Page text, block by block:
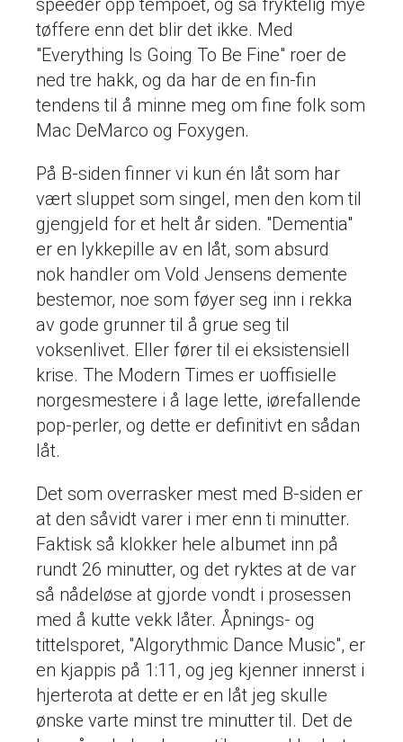
speeder opp tempoet, og så fryktelig mye
tøffere enn det blir det ikke. Med
"Everything Is Going To Be Fine" roer de
ned tre hakk, og da har de en fin-fin
tendens til å minne meg om fine folk som
Mac DeMarco og Foxygen.
På B-siden finner vi kun én låt som har
vært sluppet som singel, men den kom til
gjengjeld for et helt år siden. "Dementia"
er en lykkepille av en låt, som absurd
nok handler om Vold Jensens demente
bestemor, noe som føyer seg inn i rekka
av gode grunner til å grue seg til
voksenlivet. Eller fører til ei eksistensiell
krise. The Modern Times er uoffisielle
norgesmestere i å lage lette, iørefallende
pop-perler, og dette er definitivt en sådan
låt.
Det som overrasker mest med B-siden er
at den såvidt varer i mer enn ti minutter.
Faktisk så klokker hele albumet inn på
rundt 26 minutter, og det ryktes at de var
så nådeløse at gjorde vondt i prosessen
med å kutte vekk låter. Åpnings- og
tittelsporet, "Algorythmic Dance Music", er
en kjappis på 1:11, og jeg kjenner innerst i
hjerterota at dette er en låt jeg skulle
ønske varte minst tre minutter til. Det de